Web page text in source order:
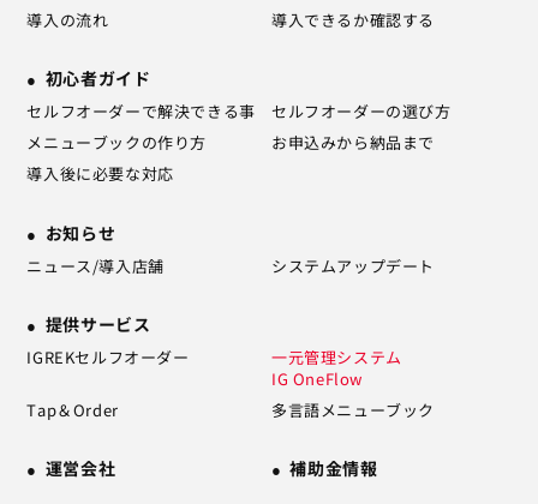
導入の流れ 導入できるか確認する
初心者ガイド
セルフオーダーで解決できる事
セルフオーダーの選び方
メニューブックの作り方
お申込みから納品まで
導入後に必要な対応
お知らせ
ニュース/導入店舗 システムアップデート
提供サービス
IGREKセルフオーダー
一元管理システム
IG OneFlow
Tap＆Order
多言語メニューブック
運営会社 補助金情報